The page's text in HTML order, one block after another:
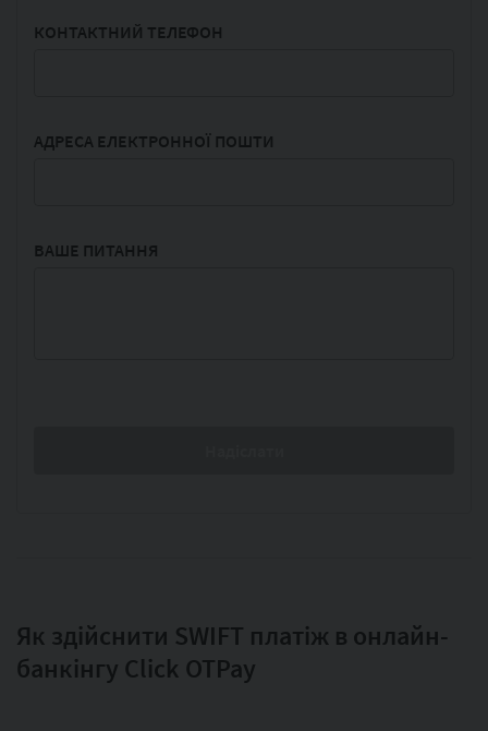
КОНТАКТНИЙ ТЕЛЕФОН
АДРЕСА ЕЛЕКТРОННОЇ ПОШТИ
ВАШЕ ПИТАННЯ
Як здійснити SWIFT платіж в онлайн-
банкінгу Click OTPay